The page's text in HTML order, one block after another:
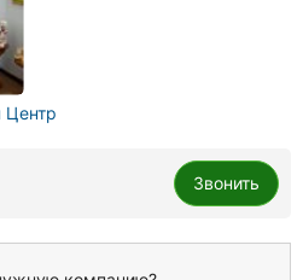
Центр
Звонить